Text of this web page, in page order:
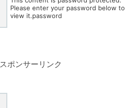
Please enter your password below to
view it.password
スポンサーリンク